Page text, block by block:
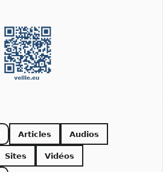
Articles Audios
Sites Vidéos